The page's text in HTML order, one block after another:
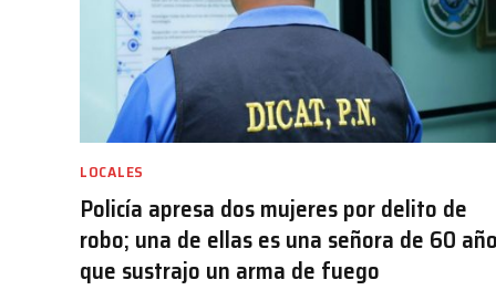
LOCALES
Policía apresa dos mujeres por delito de
robo; una de ellas es una señora de 60
que sustrajo un arma de fuego